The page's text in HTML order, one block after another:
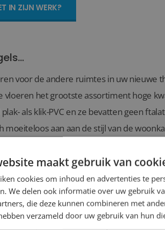
IN ZIJN WERK?
voor de andere ruimtes in uw nieuwe
vloeren het grootste assortiment hoge
als klik-PVC en ze bevatten geen
moeiteloos aan aan de stijl van de
sfeer. Er zijn volop kleurnuances
levert voor u een uniekekast op maat .
de kast precies pas van wand tot
maakt gebruik van
cookies om inhoud en advertenties te
We delen ook informatie over uw gebruik
die deze kunnen combineren met
verzameld door uw gebruik van hun